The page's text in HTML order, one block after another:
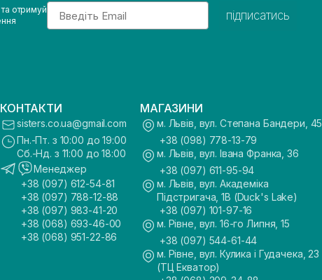
та отримуйEmail
підписатись
КОНТАКТИ
sisters.co.ua@gmail.com
Пн.-Пт. з 10:00 до 19:00
Сб.-Нд. з 11:00 до 18:00
Менеджер
+38 (097) 612-54-81
+38 (097) 788-12-88
+38 (097) 983-41-20
+38 (068) 693-46-00
+38 (068) 951-22-86
МАГАЗИНИ
м. Львів, вул. Степана Бандери, 45
+38 (098) 778-13-79
м. Львів, вул. Івана Франка, 36
+38 (097) 611-95-94
м. Львів, вул. Академіка
Підстригача, 1В (Duck's Lake)
+38 (097) 101-97-16
м. Рівне, вул. 16-го Липня, 15
+38 (097) 544-61-44
м. Рівне, вул. Кулика і Гудачека, 23
(ТЦ Екватор)